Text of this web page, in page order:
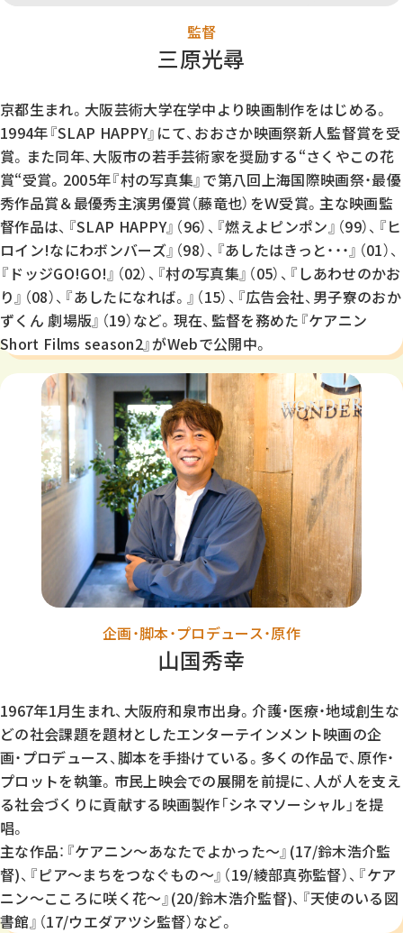
監督
三原光尋
京都生まれ。大阪芸術大学在学中より映画制作をはじめる。
1994年『SLAP HAPPY』にて、おおさか映画祭新人監督賞を受
賞。また同年、大阪市の若手芸術家を奨励する“さくやこの花
賞“受賞。2005年『村の写真集』で第八回上海国際映画祭・最優
秀作品賞＆最優秀主演男優賞（藤竜也）をＷ受賞。主な映画監
督作品は、『SLAP HAPPY』（96）、『燃えよピンポン』（99）、『ヒ
ロイン!なにわボンバーズ』（98）、『あしたはきっと・・・』（01）、
『ドッジGO!GO!』（02）、『村の写真集』（05）、『しあわせのかお
り』（08）、『あしたになれば。』（15）、『広告会社、男子寮のおか
ずくん 劇場版』（19）など。現在、監督を務めた『ケアニン
Short Films season2』がWebで公開中。
企画・脚本・プロデュース・原作
山国秀幸
1967年1月生まれ、大阪府和泉市出身。介護・医療・地域創生な
どの社会課題を題材としたエンターテインメント映画の企
画・プロデュース、脚本を手掛けている。多くの作品で、原作・
プロットを執筆。市民上映会での展開を前提に、人が人を支え
る社会づくりに貢献する映画製作「シネマソーシャル」を提
唱。
主な作品：『ケアニン～あなたでよかった～』(17/鈴木浩介監
督)、『ピア～まちをつなぐもの～』（19/綾部真弥監督）、『ケア
ニン〜こころに咲く花〜』(20/鈴木浩介監督)、『天使のいる図
書館』（17/ウエダアツシ監督）など。